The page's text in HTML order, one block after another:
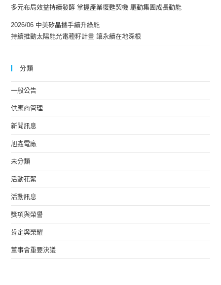
多元布局效益持續發酵 掌握產業復甦契機 驅動集團成長動能
2026/06 中美矽晶攜手續升綠能
持續推動太陽能光電種籽計畫 讓永續在地深根
分類
一般公告
供應商管理
新聞訊息
旭鑫電廠
未分類
活動花絮
活動訊息
獎項與榮譽
肯定與榮耀
董事會重要決議